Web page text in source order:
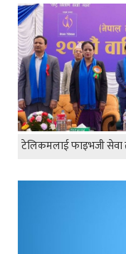
टेलिकमलाई फाइभजी सेवा